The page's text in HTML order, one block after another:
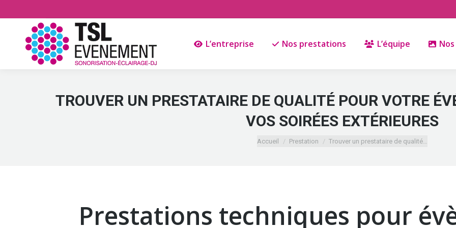
L’entreprise Nos prestations L’équipe
TROUVER UN PRESTATAIRE DE QUALITÉ POUR VOTRE
VOS SOIRÉES EXTÉRIEURES
Vous êtes ici :
Accueil Prestation Trouver un prestataire de qualité…
Prestations techniques pour